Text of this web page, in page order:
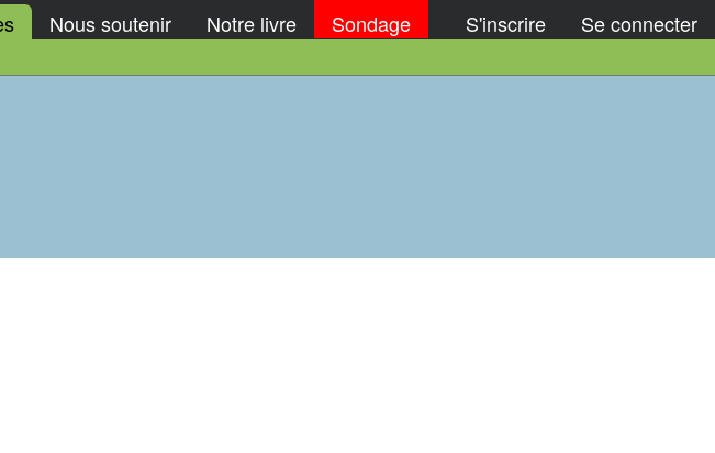
Nous soutenir Notre livre Sondage S'inscrire Se connecter